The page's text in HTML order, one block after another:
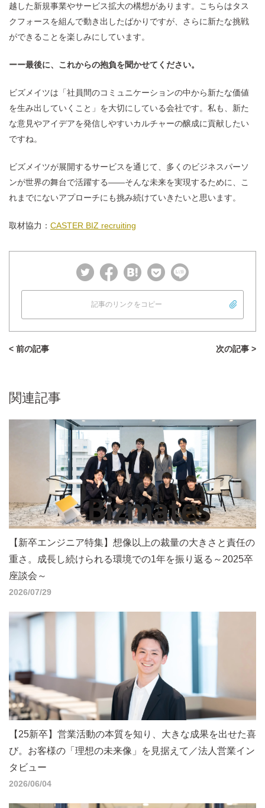
越した新規事業やサービス拡大の構想があります。こちらはタス
クフォースを組んで動き出したばかりですが、さらに新たな挑戦
ができることを楽しみにしています。
ーー最後に、これからの抱負を聞かせてください。
ビズメイツは「社員間のコミュニケーションの中から新たな価値
を生み出していくこと」を大切にしている会社です。私も、新た
な意見やアイデアを発信しやすいカルチャーの醸成に貢献したい
ですね。
ビズメイツが展開するサービスを通じて、多くのビジネスパーソ
ンが世界の舞台で活躍する――そんな未来を実現するために、こ
れまでにないアプローチにも挑み続けていきたいと思います。
取材協力： CASTER BIZ recruiting
記事のリンクをコピー
< 前の記事 次の記事 >
関連記事
【新卒エンジニア特集】想像以上の裁量の大きさと責任の
重さ。成長し続けられる環境での1年を振り返る～2025卒
座談会～
2026/07/29
【25新卒】営業活動の本質を知り、大きな成果を出せた喜
び。お客様の「理想の未来像」を見据えて／法人営業イン
タビュー
2026/06/04